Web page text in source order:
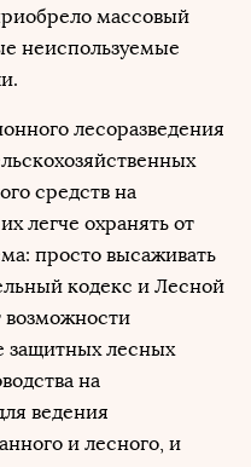
массовый
неиспользуемые
лесоразведения
средств на
легче охранять от
просто высаживать
кодекс и Лесной
возможности
защитных лесных
на
ведения
и лесного, и